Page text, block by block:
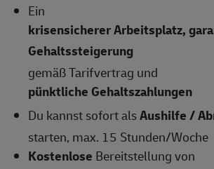
Ein
krisensicherer Arbeitsplatz,
Gehaltssteigerung
gemäß Tarifvertrag und
pünktliche Gehaltszahlungen
Du kannst sofort alsAushilfe /
starten, max. 15 Stunden/Woche
Kostenlose Bereitstellung von